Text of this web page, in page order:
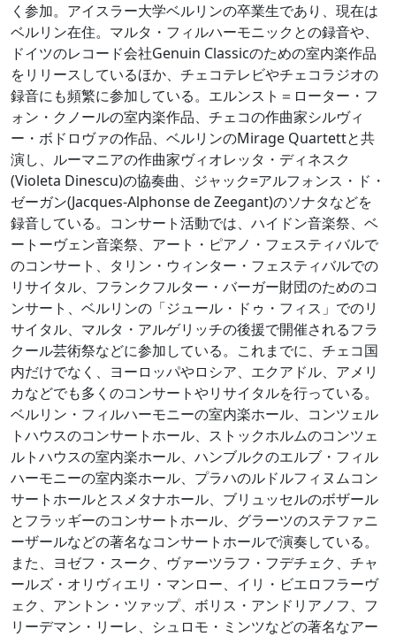
く参加。アイスラー大学ベルリンの卒業生であり、現在は
ベルリン在住。マルタ・フィルハーモニックとの録音や、
ドイツのレコード会社Genuin Classicのための室内楽作品
をリリースしているほか、チェコテレビやチェコラジオの
録音にも頻繁に参加している。エルンスト＝ローター・フ
ォン・クノールの室内楽作品、チェコの作曲家シルヴィ
ー・ボドロヴァの作品、ベルリンのMirage Quartettと共
演し、ルーマニアの作曲家ヴィオレッタ・ディネスク
(Violeta Dinescu)の協奏曲、ジャック=アルフォンス・ド・
ゼーガン(Jacques-Alphonse de Zeegant)のソナタなどを
録音している。コンサート活動では、ハイドン音楽祭、ベ
ートーヴェン音楽祭、アート・ピアノ・フェスティバルで
のコンサート、タリン・ウィンター・フェスティバルでの
リサイタル、フランクフルター・バーガー財団のためのコ
ンサート、ベルリンの「ジュール・ドゥ・フィス」でのリ
サイタル、マルタ・アルゲリッチの後援で開催されるフラ
クール芸術祭などに参加している。これまでに、チェコ国
内だけでなく、ヨーロッパやロシア、エクアドル、アメリ
カなどでも多くのコンサートやリサイタルを行っている。
ベルリン・フィルハーモニーの室内楽ホール、コンツェル
トハウスのコンサートホール、ストックホルムのコンツェ
ルトハウスの室内楽ホール、ハンブルクのエルブ・フィル
ハーモニーの室内楽ホール、プラハのルドルフィヌムコン
サートホールとスメタナホール、ブリュッセルのボザール
とフラッギーのコンサートホール、グラーツのステファニ
ーザールなどの著名なコンサートホールで演奏している。
また、ヨゼフ・スーク、ヴァーツラフ・フデチェク、チャ
ールズ・オリヴィエリ・マンロー、イリ・ビエロフラーヴ
ェク、アントン・ツァップ、ボリス・アンドリアノフ、フ
リーデマン・リーレ、シュロモ・ミンツなどの著名なアー